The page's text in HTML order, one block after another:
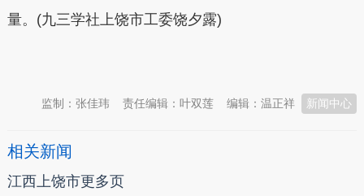
量。(九三学社上饶市工委饶夕露)
新闻中心
编辑：温正祥
责任编辑：叶双莲
监制：张佳玮
相关新闻
江西上饶市更多页